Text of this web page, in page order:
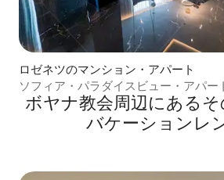
ロゼネツのマンション・アパート
ソフィア・パラダイスビュー・アパー
ボヤナ教会⁠周⁠辺⁠に⁠あ⁠る
バ⁠ケ⁠ー⁠シ⁠ョ⁠ン⁠レ⁠